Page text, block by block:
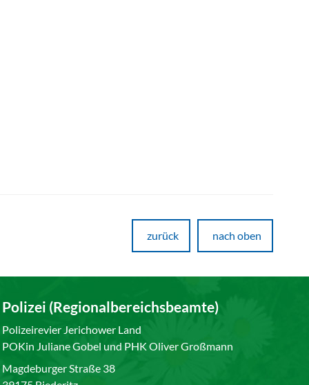
zurück nach oben
Polizei (Regionalbereichsbeamte)
Polizeirevier Jerichower Land
POKin Juliane Gobel und PHK Oliver Großmann
Magdeburger Straße 38